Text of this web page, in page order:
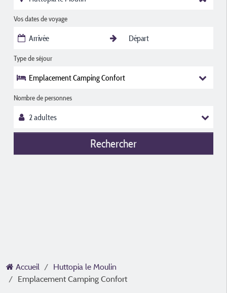
Vos dates de voyage
Type de séjour
Emplacement Camping Confort
Nombre de personnes
Rechercher
Accueil
Huttopia le Moulin
Emplacement Camping Confort